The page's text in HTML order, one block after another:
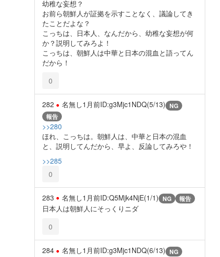
幼稚な妄想？
お前ら朝鮮人が証拠を示すことなく、議論してき
たことだよな？
こっちは、日本人、なんだから、幼稚な妄想が何
か？説明してみろよ！
こっちは、朝鮮人は中華と日本の混血と語ってん
だから！
0
282 名無し1月前ID:g3Mjc1NDQ(5/13) NG
報告
>>280
ほれ、こっちは。朝鮮人は、中華と日本の混血
と、説明してんだから、早よ、反論してみろや！
>>285
0
283 名無し1月前ID:Q5Mjk4NjE(1/1) NG 報告
日本人は朝鮮人にそっくりニダ
0
284 名無し1月前ID:g3Mjc1NDQ(6/13) NG